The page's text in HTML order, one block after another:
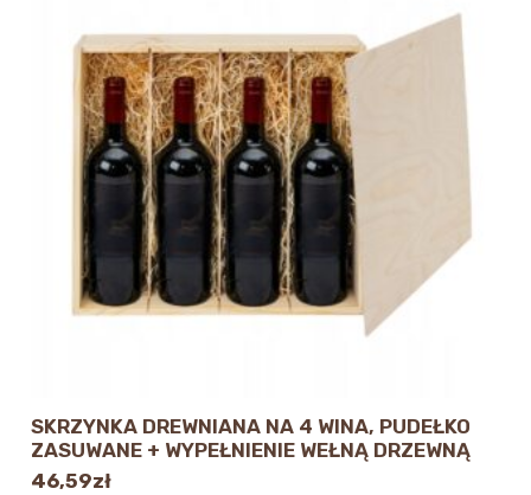
SKRZYNKA DREWNIANA NA 4 WINA, PUDEŁKO
ZASUWANE + WYPEŁNIENIE WEŁNĄ DRZEWNĄ
46,59zł